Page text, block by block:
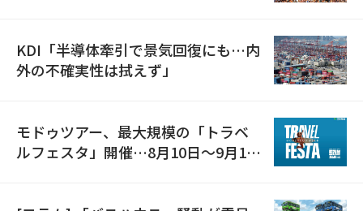
KDI「半導体牽引で景気回復にも…内
外の不確実性は拭えず」
モドゥツアー、最大規模の「トラベ
ルフェスタ」開催…8月10日～9月11